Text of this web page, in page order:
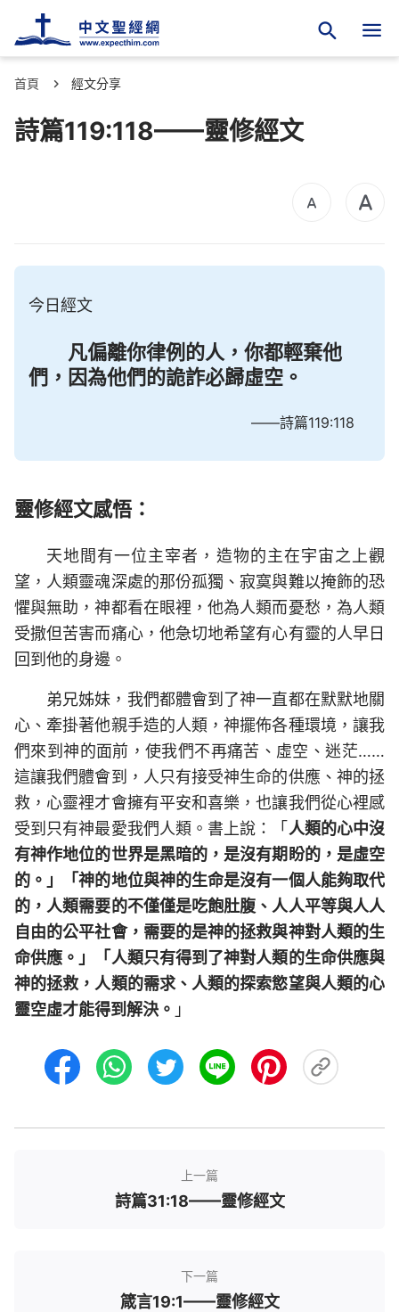
首頁 經文分享
詩篇119:118——靈修經文
今日經文
凡偏離你律例的人，你都輕棄他
們，因為他們的詭詐必歸虛空。
——詩篇119:118
靈修經文感悟：
天地間有一位主宰者，造物的主在宇宙之上觀
望，人類靈魂深處的那份孤獨、寂寞與難以掩飾的恐
懼與無助，神都看在眼裡，他為人類而憂愁，為人類
受撒但苦害而痛心，他急切地希望有心有靈的人早日
回到他的身邊。
弟兄姊妹，我們都體會到了神一直都在默默地關
心、牽掛著他親手造的人類，神擺佈各種環境，讓我
們來到神的面前，使我們不再痛苦、虛空、迷茫……
這讓我們體會到，人只有接受神生命的供應、神的拯
救，心靈裡才會擁有平安和喜樂，也讓我們從心裡感
受到只有神最愛我們人類。書上說：「 人類的心中沒
有神作地位的世界是黑暗的，是沒有期盼的，是虛空
的。」「神的地位與神的生命是沒有一個人能夠取代
的，人類需要的不僅僅是吃飽肚腹、人人平等與人人
自由的公平社會，需要的是神的拯救與神對人類的生
命供應。」「人類只有得到了神對人類的生命供應與
神的拯救，人類的需求、人類的探索慾望與人類的心
靈空虛才能得到解決。 」
上一篇
詩篇31:18——靈修經文
下一篇
箴言19:1——靈修經文